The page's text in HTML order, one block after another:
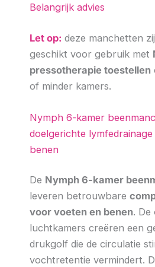
Belangrijk advies
Let op: deze manchetten
geschikt voor gebruik met
pressotherapie toestellen
of minder kamers.
Nymph 6-kamer
doelgerichte
benen
De Nymph 6-kamer
leveren betrouwbare
voor voeten en benen. De
luchtkamers creëren een
drukgolf die de circulatie
vochtretentie vermindert.